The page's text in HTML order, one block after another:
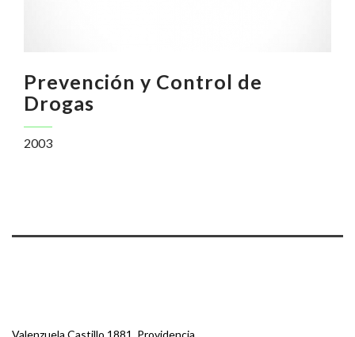
Prevención y Control de
Drogas
2003
Valenzuela Castillo 1881, Providencia.